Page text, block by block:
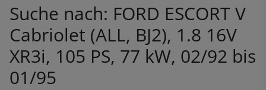
Suche nach: FORD ESCORT V
Cabriolet (ALL, BJ2), 1.8 16V
XR3i, 105 PS, 77 kW, 02/92 bis
01/95